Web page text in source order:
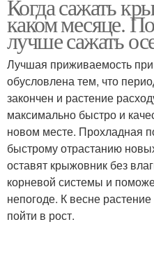
Когда сажать
каком месяце.
лучше сажать
Лучшая приживаемость
обусловлена тем, что
закончен и растение
максимально быстро и
новом месте. Прохладная
быстрому отрастанию
оставят крыжовник без
корневой системы и
непогоде. К весне
пойти в рост.